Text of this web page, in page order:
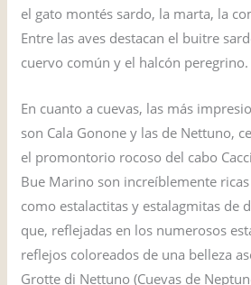
el gato montés sardo, la marta, la
Entre las aves destacan el buitre
cuervo común y el halcón peregrino.
En cuanto a cuevas, las más
son Cala Gonone y las de Nettuno,
el promontorio rocoso del cabo
Bue Marino son increíblemente
como estalactitas y estalagmitas de
que, reflejadas en los numerosos
reflejos coloreados de una belleza
Grotte di Nettuno (Cuevas de